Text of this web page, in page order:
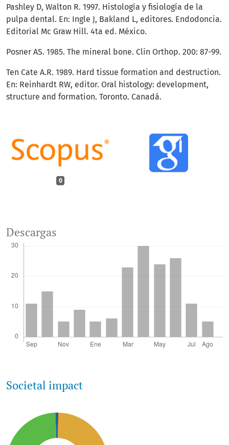
0
Descargas
Societal impact
Pashley D, Walton R. 1997. Histología y fisiología de la
pulpa dental. En: Ingle J, Bakland L, editores. Endodoncia.
Editorial Mc Graw Hill. 4ta ed. México.
Posner AS. 1985. The mineral bone. Clin Orthop. 200: 87-99.
Ten Cate A.R. 1989. Hard tissue formation and destruction.
En: Reinhardt RW, editor. Oral histology: development,
structure and formation. Toronto. Canadá.